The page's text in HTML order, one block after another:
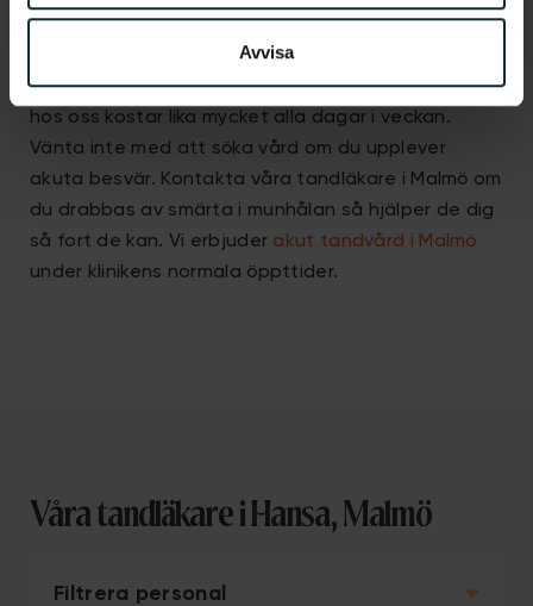
Avvisa
problem för att kunna hjälpa dig så fort som
möjligt. Vi på Aqua Dental har även tagit bort den
konventionella jour- och helgtaxan så ditt besök
hos oss kostar lika mycket alla dagar i veckan.
Vänta inte med att söka vård om du upplever
akuta besvär. Kontakta våra tandläkare i Malmö om
du drabbas av smärta i munhålan så hjälper de dig
så fort de kan. Vi erbjuder akut tandvård i Malmö
under klinikens normala öppttider.
Våra tandläkare i Hansa, Malmö
Filtrera personal